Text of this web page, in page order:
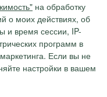
на обработку
о моих действиях, об
и время сессии, IP-
программ в
Если вы не
настройки в вашем